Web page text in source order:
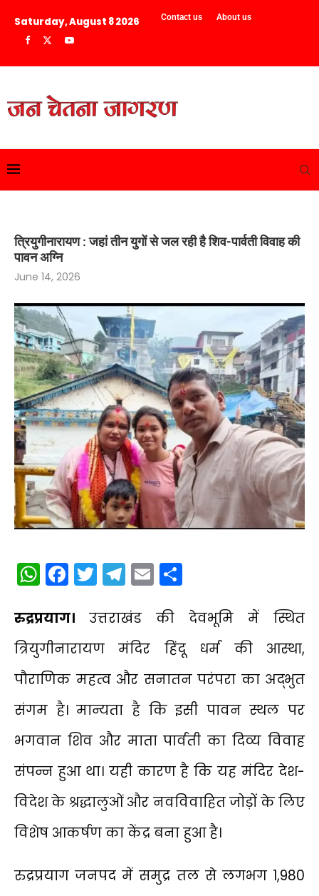
Saturday, August 8 2026 Contact us About us
त्रियुगीनारायण : जहां तीन युगों से जल रही है शिव-पार्वती विवाह की
पावन अग्नि
June 14, 2026
WhatsApp
Facebook
Twitter
Telegram
Email
रुद्रप्रयाग। उत्तराखंड की देवभूमि में स्थित
त्रियुगीनारायण मंदिर हिंदू धर्म की आस्था,
पौराणिक महत्व और सनातन परंपरा का अद्भुत
संगम है। मान्यता है कि इसी पावन स्थल पर
भगवान शिव और माता पार्वती का दिव्य विवाह
संपन्न हुआ था। यही कारण है कि यह मंदिर देश-
विदेश के श्रद्धालुओं और नवविवाहित जोड़ों के लिए
विशेष आकर्षण का केंद्र बना हुआ है।
रुद्रप्रयाग जनपद में समुद्र तल से लगभग 1,980